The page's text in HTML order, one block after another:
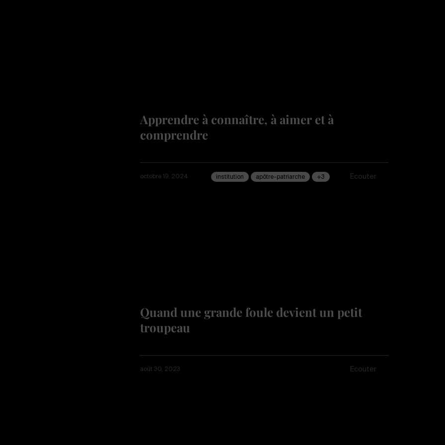
Apprendre à connaître, à aimer et à
comprendre
octobre 19, 2024 institution apôtre-patriarche +3 Écouter
Quand une grande foule devient un petit
troupeau
août 30, 2023 Écouter